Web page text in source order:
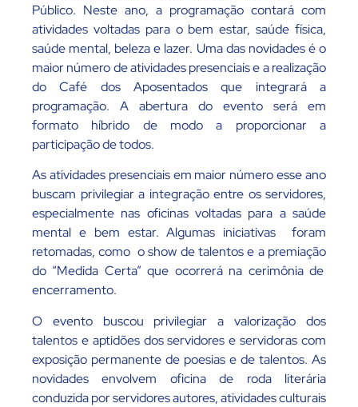
Público. Neste ano, a programação contará com
atividades voltadas para o bem estar, saúde física,
saúde mental, beleza e lazer. Uma das novidades é o
maior número de atividades presenciais e a realização
do Café dos Aposentados que integrará a
programação. A abertura do evento será em
formato híbrido de modo a proporcionar a
participação de todos.
As atividades presenciais em maior número esse ano
buscam privilegiar a integração entre os servidores,
especialmente nas oficinas voltadas para a saúde
mental e bem estar. Algumas iniciativas foram
retomadas, como o show de talentos e a premiação
do “Medida Certa” que ocorrerá na cerimônia de
encerramento.
O evento buscou privilegiar a valorização dos
talentos e aptidões dos servidores e servidoras com
exposição permanente de poesias e de talentos. As
novidades envolvem oficina de roda literária
conduzida por servidores autores, atividades culturais